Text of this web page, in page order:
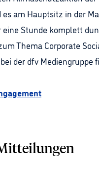
es am Hauptsitz in der
eine Stunde komplett
Thema Corporate
der dfv Mediengruppe